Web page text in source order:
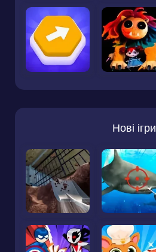
Нові ігри